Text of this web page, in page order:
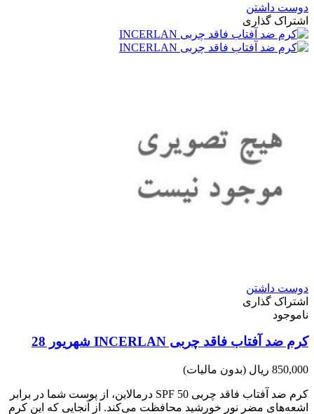
دوست داشتن
اشتراک گذاری
دوست داشتن
اشتراک گذاری
ناموجود
کرم ضد آفتاب فاقد چربی INCERLAN شهریور 28
850,000 ریال (بدون مالیات)
کرم ضد آفتاب فاقد چربی SPF 50 درمالاین، از پوست شما در برابر
اشعه‌های مضر نور خورشید محافظت می‌کند. از آنجایی که این کرم